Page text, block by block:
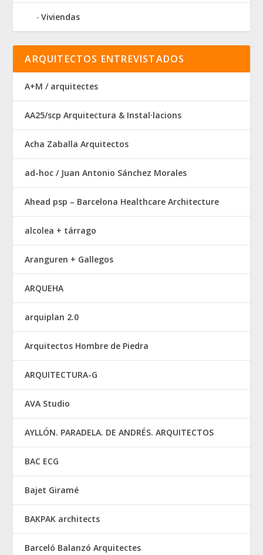
Viviendas
ARQUITECTOS ENTREVISTADOS
A+M / arquitectes
AA25/scp Arquitectura & Instal·lacions
Acha Zaballa Arquitectos
ad-hoc / Juan Antonio Sánchez Morales
Ahead psp – Barcelona Healthcare Architecture
alcolea + tárrago
Aranguren + Gallegos
ARQUEHA
arquiplan 2.0
Arquitectos Hombre de Piedra
ARQUITECTURA-G
AVA Studio
AYLLÓN. PARADELA. DE ANDRÉS. ARQUITECTOS
BAC ECG
Bajet Giramé
BAKPAK architects
Barceló Balanzó Arquitectes